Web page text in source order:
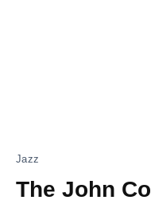
Jazz
The John